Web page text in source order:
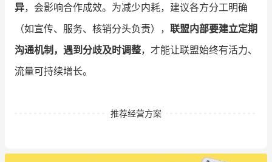
异，会影响合作成效。为减少内耗，建议各方分工明确
（如宣传、服务、核销分头负责）， 联盟内部要建立定期
沟通机制，遇到分歧及时调整，才能让联盟始终有活力、
流量可持续增长。
推荐经营方案